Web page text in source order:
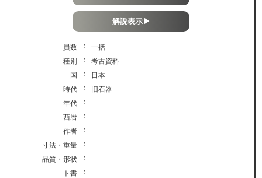
解説表示▶
員数 ：
一括
種別
：
考古資料
国
：
日本
時代
：
旧石器
年代
：
西暦 ：
作者 ：
寸法・重量 ：
品質・形状 ：
ト書 ：